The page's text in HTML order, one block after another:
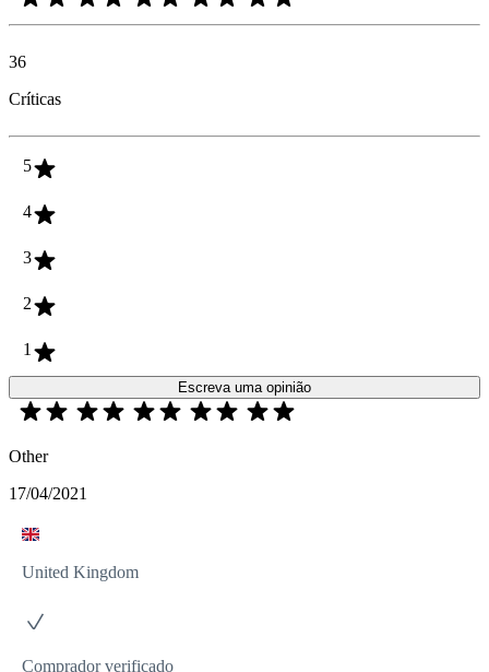
36
Críticas
5
4
3
2
1
Escreva uma opinião
Other
17/04/2021
United Kingdom
Comprador verificado